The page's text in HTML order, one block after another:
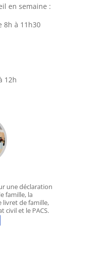
en semaine :
8h à 11h30
12h
une déclaration
famille, la
livret de famille,
civil et le PACS.